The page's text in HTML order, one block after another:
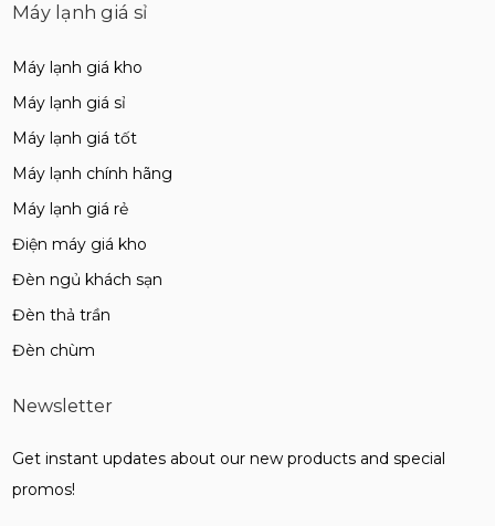
Máy lạnh giá sỉ
Máy lạnh giá kho
Máy lạnh giá sỉ
Máy lạnh giá tốt
Máy lạnh chính hãng
Máy lạnh giá rẻ
Điện máy giá kho
Đèn ngủ khách sạn
Đèn thả trần
Đèn chùm
Newsletter
Get instant updates about our new products and special
promos!